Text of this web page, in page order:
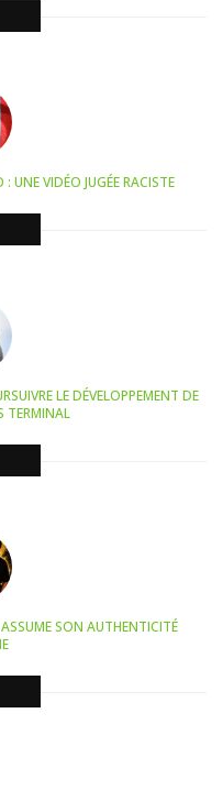
UNE VIDÉO JUGÉE RACISTE
LE DÉVELOPPEMENT DE
TERMINAL
SON AUTHENTICITÉ